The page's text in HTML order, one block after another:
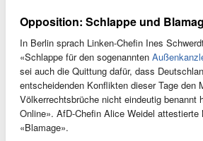
Opposition: Schlappe und
In Berlin sprach Linken-Chefin Ines
«Schlappe für den sogenannten
sei auch die Quittung dafür, dass
entscheidenden Konflikten dieser Tage den
Völkerrechtsbrüche nicht eindeutig benannt
Online». AfD-Chefin Alice Weidel attestierte
«Blamage».